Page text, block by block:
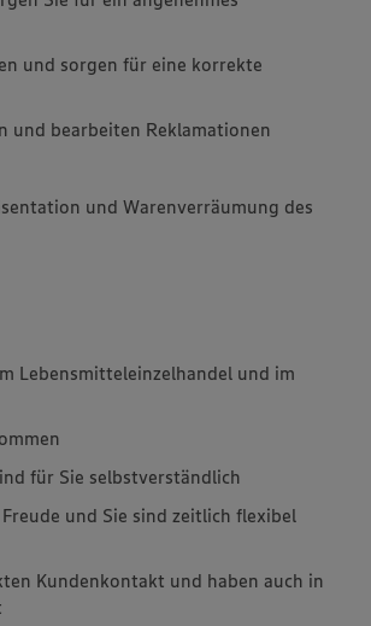
und sorgen für eine korrekte
und bearbeiten Reklamationen
und Warenverräumung des
Lebensmitteleinzelhandel und im
für Sie selbstverständlich
und Sie sind zeitlich flexibel
Kundenkontakt und haben auch in